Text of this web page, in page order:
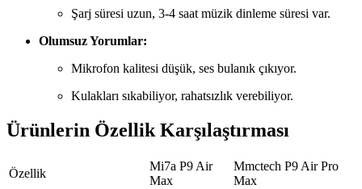
Şarj süresi uzun, 3-4 saat müzik dinleme süresi var.
Olumsuz Yorumlar:
Mikrofon kalitesi düşük, ses bulanık çıkıyor.
Kulakları sıkabiliyor, rahatsızlık verebiliyor.
Ürünlerin Özellik Karşılaştırması
Özellik
Mi7a P9 Air
Max
Mmctech P9 Air Pro
Max